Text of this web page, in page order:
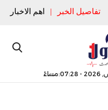
تفاصيل الخبر | اهم الاخبار